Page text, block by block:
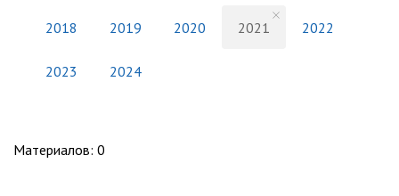
2018 2019 2020 2021 2022
2023 2024
Материалов: 0